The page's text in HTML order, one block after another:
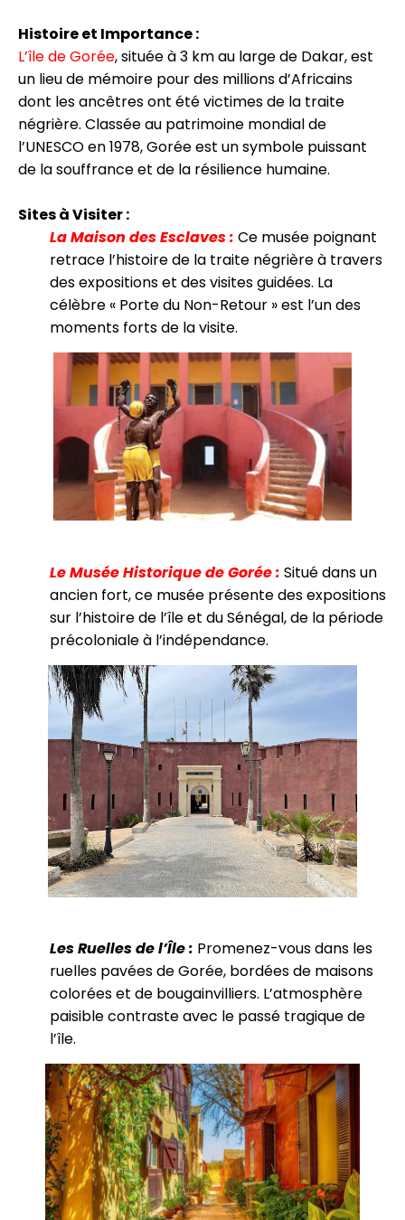
Histoire et Importance :
L’île de Gorée, située à 3 km au large de Dakar, est
un lieu de mémoire pour des millions d’Africains
dont les ancêtres ont été victimes de la traite
négrière. Classée au patrimoine mondial de
l’UNESCO en 1978, Gorée est un symbole puissant
de la souffrance et de la résilience humaine.
Sites à Visiter :
La Maison des Esclaves : Ce musée poignant
retrace l’histoire de la traite négrière à travers
des expositions et des visites guidées. La
célèbre « Porte du Non-Retour » est l’un des
moments forts de la visite.
Le Musée Historique de Gorée : Situé dans un
ancien fort, ce musée présente des expositions
sur l’histoire de l’île et du Sénégal, de la période
précoloniale à l’indépendance.
Les Ruelles de l’Île : Promenez-vous dans les
ruelles pavées de Gorée, bordées de maisons
colorées et de bougainvilliers. L’atmosphère
paisible contraste avec le passé tragique de
l’île.